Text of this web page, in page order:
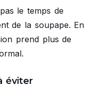
le temps de
de la soupape. En
prend plus de
éviter